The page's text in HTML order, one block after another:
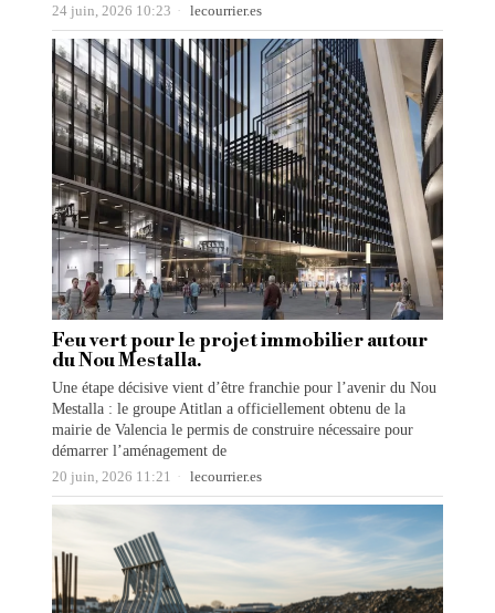
24 juin, 2026 10:23 lecourrier.es
Feu vert pour le projet immobilier autour
du Nou Mestalla.
Une étape décisive vient d’être franchie pour l’avenir du Nou
Mestalla : le groupe Atitlan a officiellement obtenu de la
mairie de Valencia le permis de construire nécessaire pour
démarrer l’aménagement de
20 juin, 2026 11:21 lecourrier.es